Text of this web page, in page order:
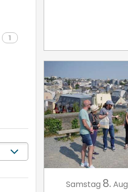
1
Samstag 8. Aug